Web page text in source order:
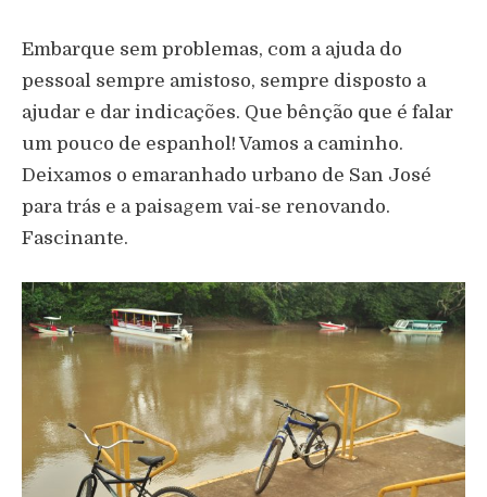
Embarque sem problemas, com a ajuda do
pessoal sempre amistoso, sempre disposto a
ajudar e dar indicações. Que bênção que é falar
um pouco de espanhol! Vamos a caminho.
Deixamos o emaranhado urbano de San José
para trás e a paisagem vai-se renovando.
Fascinante.